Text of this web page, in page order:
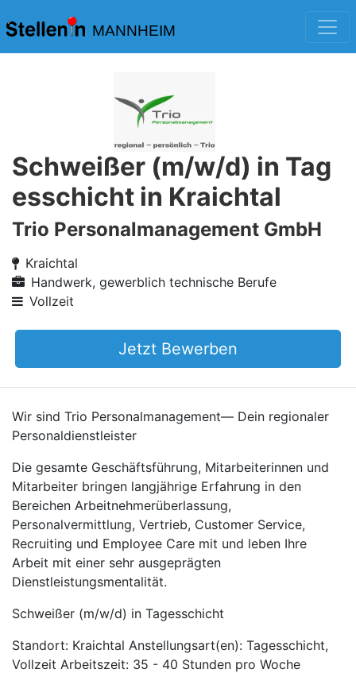
MANNHEIM
Schweißer (m/w/d) in Tag
esschicht in Kraichtal
Trio Personalmanagement GmbH
Kraichtal
Handwerk, gewerblich technische Berufe
Vollzeit
Jetzt Bewerben
Wir sind Trio Personalmanagement— Dein regionaler
Personaldienstleister
Die gesamte Geschäftsführung, Mitarbeiterinnen und
Mitarbeiter bringen langjährige Erfahrung in den
Bereichen Arbeitnehmerüberlassung,
Personalvermittlung, Vertrieb, Customer Service,
Recruiting und Employee Care mit und leben Ihre
Arbeit mit einer sehr ausgeprägten
Dienstleistungsmentalität.
Schweißer (m/w/d) in Tagesschicht
Standort: Kraichtal Anstellungsart(en): Tagesschicht,
Vollzeit Arbeitszeit: 35 - 40 Stunden pro Woche